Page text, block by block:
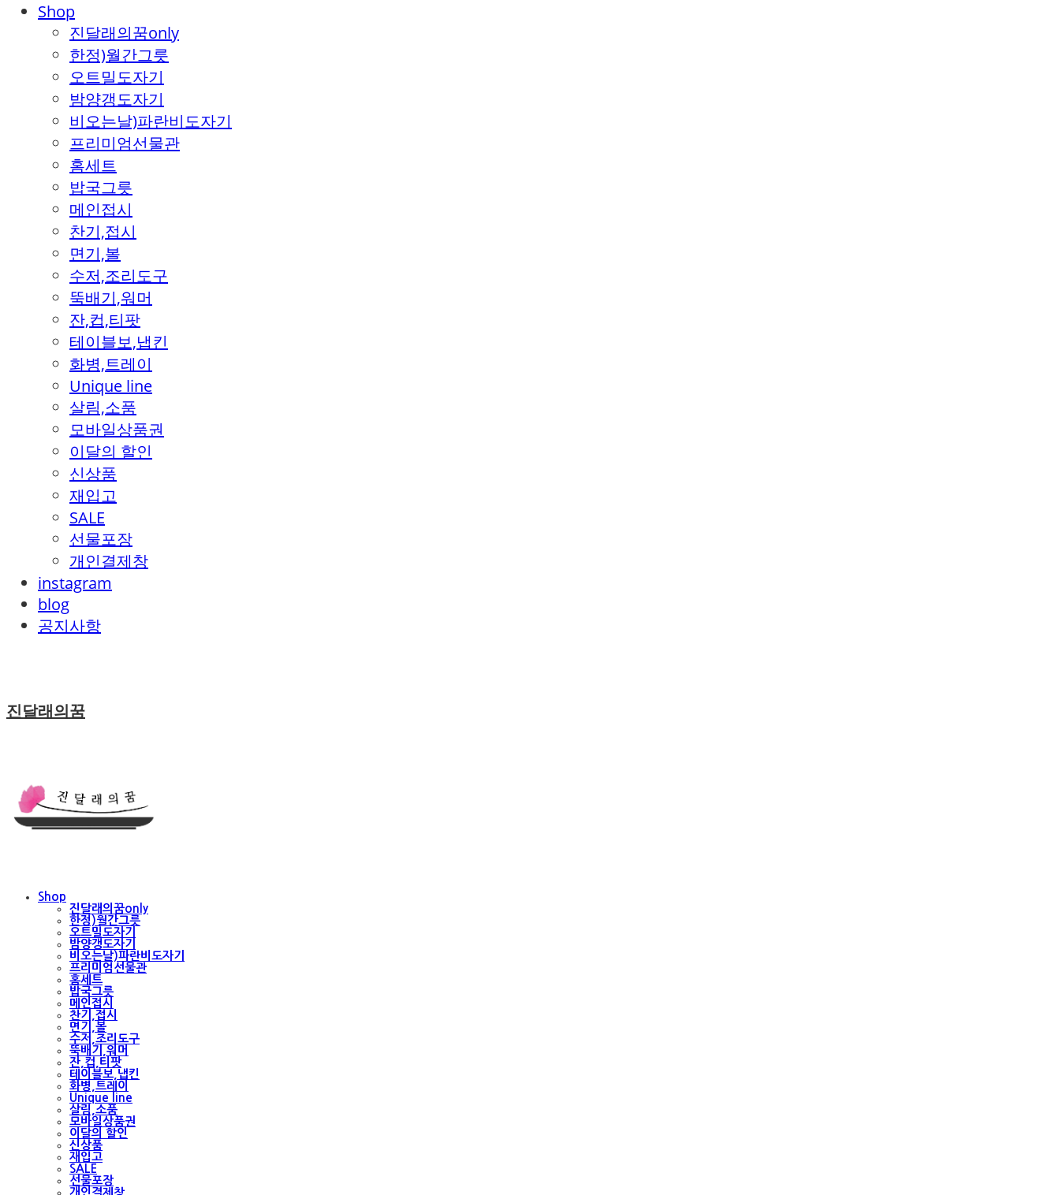
Shop
진달래의꿈only
한정)월간그릇
오트밀도자기
밤양갱도자기
비오는날)파란비도자기
프리미엄선물관
홈세트
밥국그릇
메인접시
찬기,접시
면기,볼
수저,조리도구
뚝배기,워머
잔,컵,티팟
테이블보,냅킨
화병,트레이
Unique line
살림,소품
모바일상품권
이달의 할인
신상품
재입고
SALE
선물포장
개인결제창
instagram
blog
공지사항
진달래의꿈
Shop
진달래의꿈only
한정)월간그릇
오트밀도자기
밤양갱도자기
비오는날)파란비도자기
프리미엄선물관
홈세트
밥국그릇
메인접시
찬기,접시
면기,볼
수저,조리도구
뚝배기,워머
잔,컵,티팟
테이블보,냅킨
화병,트레이
Unique line
살림,소품
모바일상품권
이달의 할인
신상품
재입고
SALE
선물포장
개인결제창